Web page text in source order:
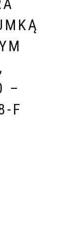
–
F